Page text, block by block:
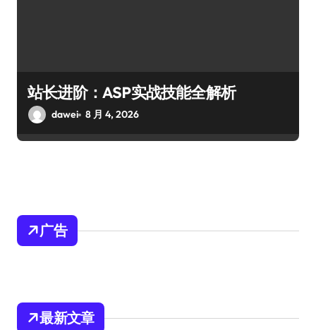
站长进阶：ASP实战技能全解析
dawei 8 月 4, 2026
广告
最新文章